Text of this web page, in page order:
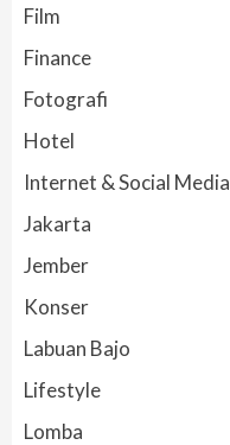
Film
Finance
Fotografi
Hotel
Internet & Social Media
Jakarta
Jember
Konser
Labuan Bajo
Lifestyle
Lomba